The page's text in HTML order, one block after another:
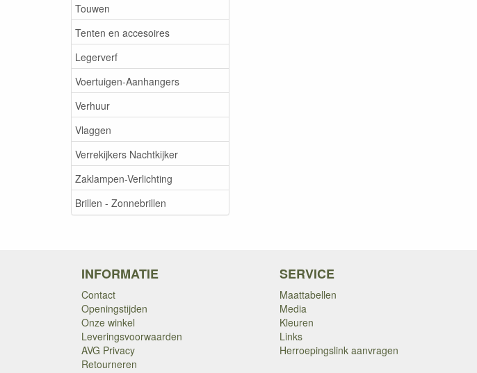
Touwen
Tenten en accesoires
Legerverf
Voertuigen-Aanhangers
Verhuur
Vlaggen
Verrekijkers Nachtkijker
Zaklampen-Verlichting
Brillen - Zonnebrillen
INFORMATIE
Contact
Openingstijden
Onze winkel
Leveringsvoorwaarden
AVG Privacy
Retourneren
SERVICE
Maattabellen
Media
Kleuren
Links
Herroepingslink aanvragen